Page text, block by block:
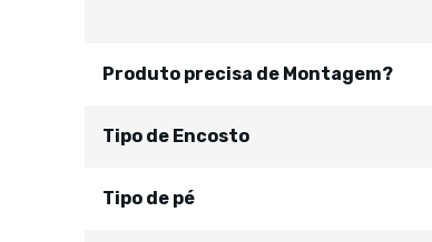
Produto precisa de Montagem?
Tipo de Encosto
Tipo de pé